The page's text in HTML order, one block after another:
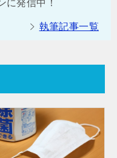
に発信中！
執筆記事一覧